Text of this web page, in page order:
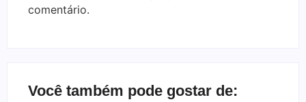
comentário.
Você também pode gostar de: